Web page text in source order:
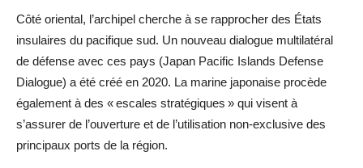
Côté oriental, l’archipel cherche à se rapprocher des États
insulaires du pacifique sud. Un nouveau dialogue multilatéral
de défense avec ces pays (Japan Pacific Islands Defense
Dialogue) a été créé en 2020. La marine japonaise procède
également à des « escales stratégiques » qui visent à
s’assurer de l’ouverture et de l’utilisation non-exclusive des
principaux ports de la région.